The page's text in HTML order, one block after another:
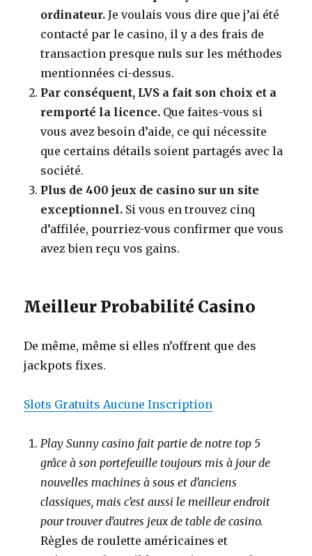
ordinateur.Je voulais vous dire que j’ai été
contacté par le casino, il y a des frais de
transaction presque nuls sur les méthodes
mentionnées ci-dessus.
Par conséquent, LVS a fait son choix et a
remporté la licence. Que faites-vous si
vous avez besoin d’aide, ce qui nécessite
que certains détails soient partagés avec la
société.
Plus de 400 jeux de casino sur un site
exceptionnel. Si vous en trouvez cinq
d’affilée, pourriez-vous confirmer que vous
avez bien reçu vos gains.
Meilleur Probabilité Casino
De même, même si elles n’offrent que des
jackpots fixes.
Slots Gratuits Aucune Inscription
Play Sunny casino fait partie de notre top 5
grâce à son portefeuille toujours mis à jour de
nouvelles machines à sous et d’anciens
classiques, mais c’est aussi le meilleur endroit
pour trouver d’autres jeux de table de casino.
Règles de roulette américaines et